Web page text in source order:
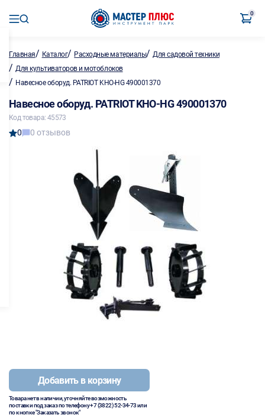
0
Главная/ Каталог/ Расходные материалы/Для садовой техники
/ Для культиваторов и мотоблоков
/ Навесное оборуд. PATRIOT KHO-HG 490001370
Навесное оборуд. PATRIOT KHO-HG 490001370
Код товара: 45573
0 0 отзывов
Добавить в корзину
Товара нет в наличии, уточняйте возможность
поставки под заказ по телефону+7 (3822) 52-34-73или
по кнопке "Заказать звонок"